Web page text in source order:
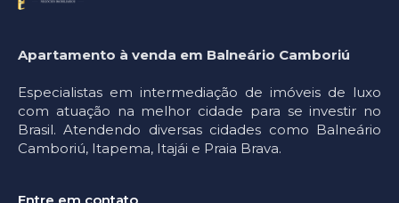
Apartamento à venda em Balneário Camboriú
Especialistas em intermediação de imóveis de luxo
com atuação na melhor cidade para se investir no
Brasil. Atendendo diversas cidades como Balneário
Camboriú, Itapema, Itajái e Praia Brava.